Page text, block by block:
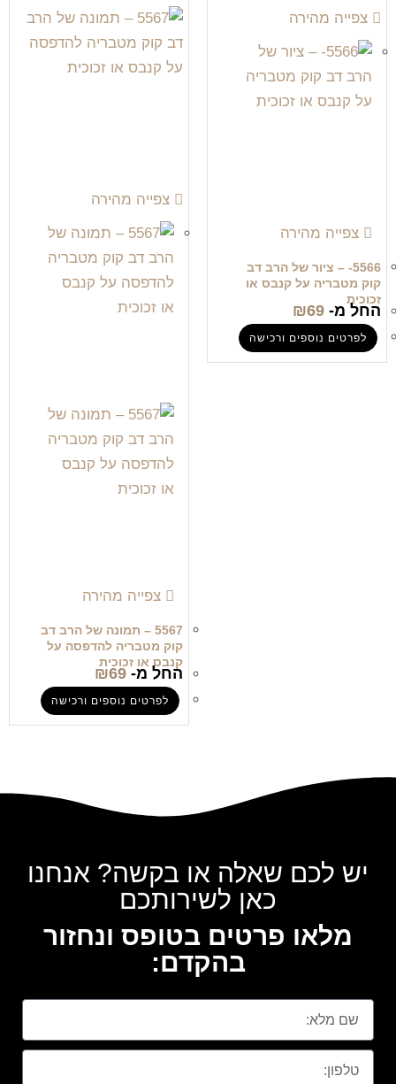
צפייה מהירה
צפייה מהירה
5566- – ציור של הרב דב
קוק מטבריה על קנבס או
זכוכית
החל מ- ₪69
לפרטים נוספים ורכישה
צפייה מהירה
צפייה מהירה
5567 – תמונה של הרב דב
קוק מטבריה להדפסה על
קנבס או זכוכית
החל מ- ₪69
לפרטים נוספים ורכישה
יש לכם שאלה או בקשה? אנחנו
כאן לשירותכם
מלאו פרטים בטופס ונחזור
בהקדם: